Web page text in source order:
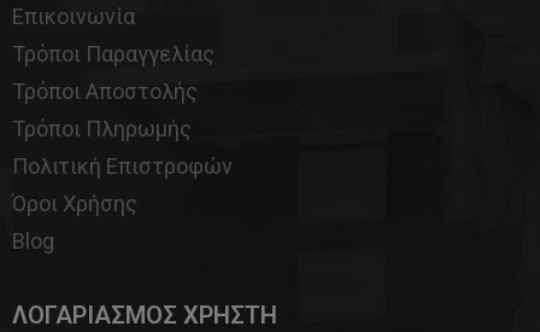
Επικοινωνία
Τρόποι Παραγγελίας
Τρόποι Αποστολής
Τρόποι Πληρωμής
Πολιτική Επιστροφών
Όροι Χρήσης
Blog
ΛΟΓΑΡΙΑΣΜΟΣ ΧΡΗΣΤΗ